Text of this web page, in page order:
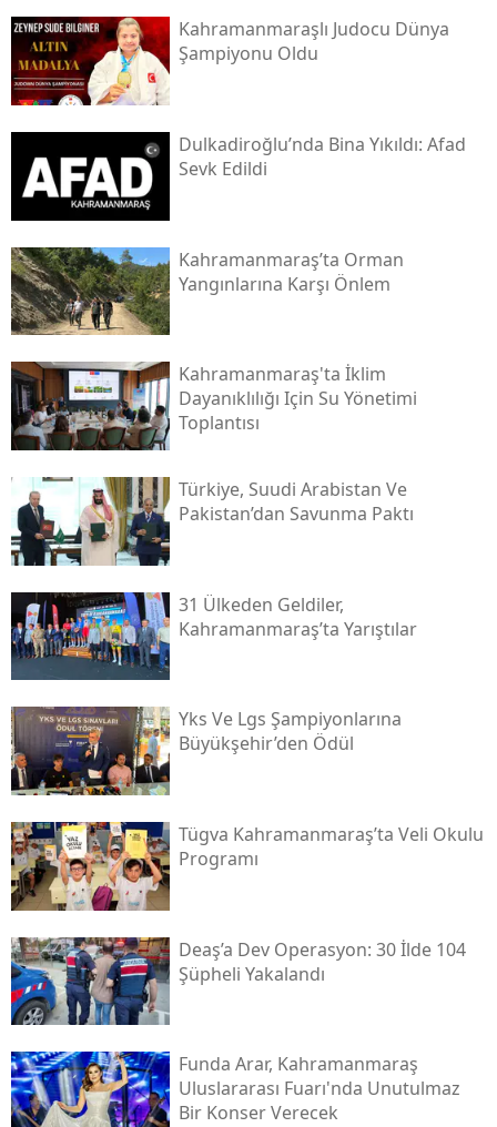
Kahramanmaraşlı Judocu Dünya
Şampiyonu Oldu
Dulkadiroğlu’nda Bina Yıkıldı: Afad
Sevk Edildi
Kahramanmaraş’ta Orman
Yangınlarına Karşı Önlem
Kahramanmaraş'ta İklim
Dayanıklılığı Için Su Yönetimi
Toplantısı
Türkiye, Suudi Arabistan Ve
Pakistan’dan Savunma Paktı
31 Ülkeden Geldiler,
Kahramanmaraş’ta Yarıştılar
Yks Ve Lgs Şampiyonlarına
Büyükşehir’den Ödül
Tügva Kahramanmaraş’ta Veli Okulu
Programı
Deaş’a Dev Operasyon: 30 İlde 104
Şüpheli Yakalandı
Funda Arar, Kahramanmaraş
Uluslararası Fuarı'nda Unutulmaz
Bir Konser Verecek